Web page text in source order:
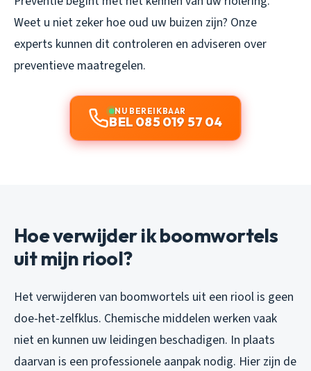
Weet u niet zeker hoe oud uw buizen zijn? Onze
experts kunnen dit controleren en adviseren over
preventieve maatregelen.
NU BEREIKBAAR
BEL 085 019 57 04
Hoe verwijder ik boomwortels
uit mijn riool?
Het verwijderen van boomwortels uit een riool is geen
doe-het-zelfklus. Chemische middelen werken vaak
niet en kunnen uw leidingen beschadigen. In plaats
daarvan is een professionele aanpak nodig. Hier zijn de